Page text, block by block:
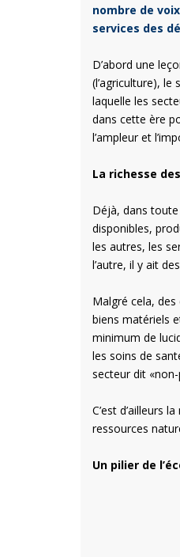
nombre de
services des
D’abord une
(l’agriculture),
laquelle les
dans cette ère
l’ampleur et
La richesse
Déjà, dans
disponibles,
les autres, les
l’autre, il y ait
Malgré cela,
biens matériels
minimum de
les soins de
secteur dit
C’est d’ailleurs
ressources
Un pilier de